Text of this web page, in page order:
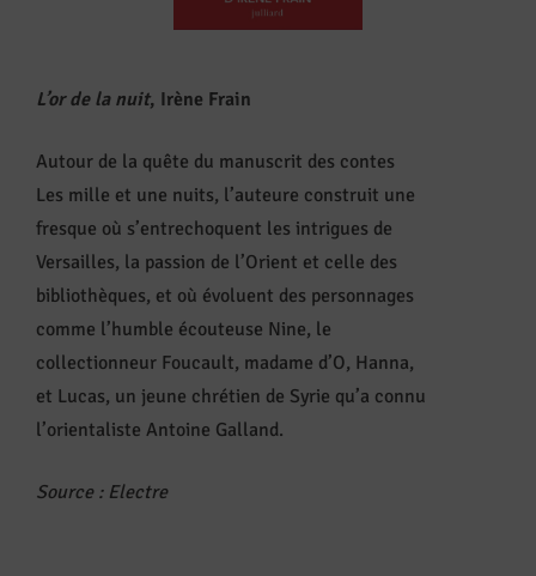
L’or de la nuit, Irène Frain
Autour de la quête du manuscrit des contes
Les mille et une nuits, l’auteure construit une
fresque où s’entrechoquent les intrigues de
Versailles, la passion de l’Orient et celle des
bibliothèques, et où évoluent des personnages
comme l’humble écouteuse Nine, le
collectionneur Foucault, madame d’O, Hanna,
et Lucas, un jeune chrétien de Syrie qu’a connu
l’orientaliste Antoine Galland.
Source : Electre